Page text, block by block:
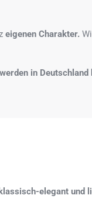
eigenen Charakter.
in
elegant und